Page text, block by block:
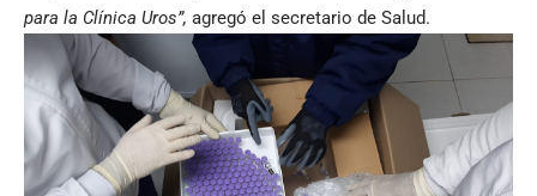
para la Clínica Uros”, agregó el secretario de Salud.